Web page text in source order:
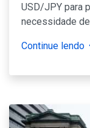
USD/JPY para
necessidade
Continue lendo